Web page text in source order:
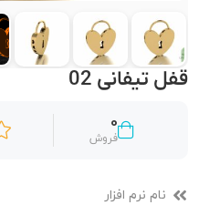
قفل تیفانی 02
0
فروش
نام نرم افزار